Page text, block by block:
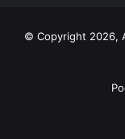
© Copyright 2026,